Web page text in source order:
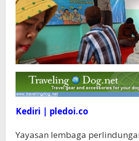
Kediri | pledoi.co
Yayasan lembaga